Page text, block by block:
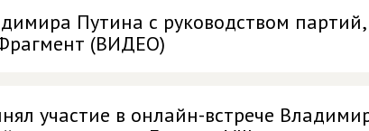
Путина с руководством
(ВИДЕО)
участие в онлайн-встрече